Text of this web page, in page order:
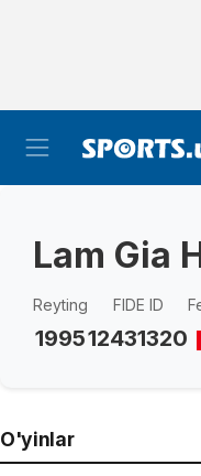
Lam Gia
Reyting
1995
FIDE ID
12431320
O'yinlar